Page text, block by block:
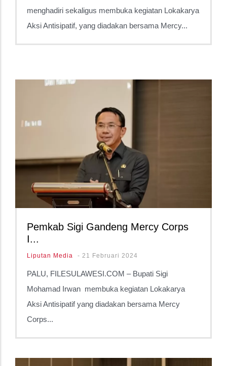
menghadiri sekaligus membuka kegiatan Lokakarya
Aksi Antisipatif, yang diadakan bersama Mercy...
Pemkab Sigi Gandeng Mercy Corps
I...
Liputan Media - 21 Februari 2024
PALU, FILESULAWESI.COM – Bupati Sigi
Mohamad Irwan membuka kegiatan Lokakarya
Aksi Antisipatif yang diadakan bersama Mercy
Corps...